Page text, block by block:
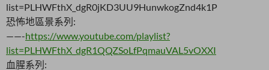
list=PLHWFthX_dgR0jKD3UU9HunwkogZnd4k1P
恐怖地區景系列:
——-https://www.youtube.com/playlist?
list=PLHWFthX_dgR1QQZSoLfPqmauVAL5vOXXI
血腥系列: